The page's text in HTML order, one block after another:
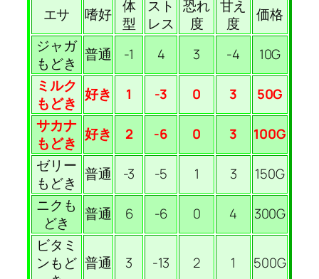
エサ 嗜好 体
型
スト
レス
恐れ
度
甘え
度
価格
ジャガ
もどき 普通 -1 4 3 -4
10G
ミルク
もどき 好き 1 -3 0 3
50G
サカナ
もどき 好き 2 -6 0 3
100G
ゼリー
もどき 普通 -3 -5 1 3
150G
ニクも
どき
普通 6 -6 0 4
300G
ビタミ
ンもど 普通 3 -13 2 1 500G